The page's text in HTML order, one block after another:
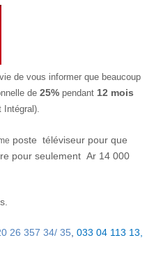
de vous informer que beaucoup
de 25% pendant 12 mois
Intégral).
poste téléviseur pour que
pour seulement Ar 14 000
26 357 34/ 35 033 04 113 13,